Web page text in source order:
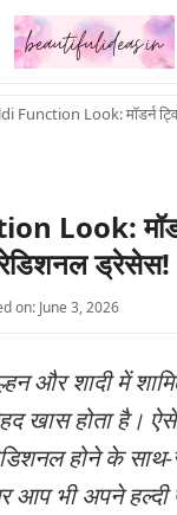
Function Look: मॉडर्न
Look:
ड्रेसेस!
on: June 3, 2026
और शादी में
खास होता है।
होने के
आप भी अपने